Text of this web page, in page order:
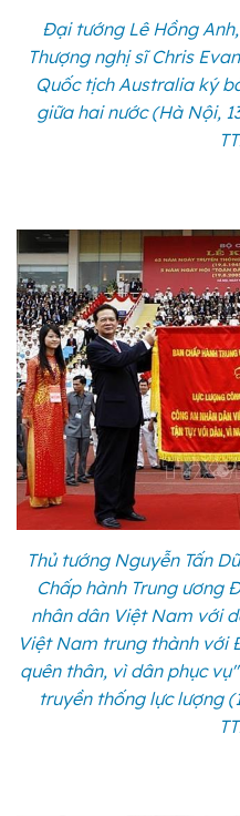
Đại tướng Lê Hồng
Thượng nghị sĩ Chris
Quốc tịch Australia ký
giữa hai nước (Hà Nội,
Thủ tướng Nguyễn Tấn
Chấp hành Trung ương
nhân dân Việt Nam với
Việt Nam trung thành với
quên thân, vì dân phục
truyền thống lực lượng